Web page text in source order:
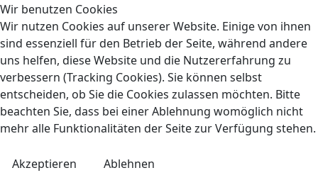
Copyright © 2024 Schwarzwaldverein Bühl
Datenschutzerklärung
Impressum
Wir benutzen Cookies
Wir nutzen Cookies auf unserer Website. Einige von ihnen
sind essenziell für den Betrieb der Seite, während andere
uns helfen, diese Website und die Nutzererfahrung zu
verbessern (Tracking Cookies). Sie können selbst
entscheiden, ob Sie die Cookies zulassen möchten. Bitte
beachten Sie, dass bei einer Ablehnung womöglich nicht
mehr alle Funktionalitäten der Seite zur Verfügung stehen.
Akzeptieren Ablehnen